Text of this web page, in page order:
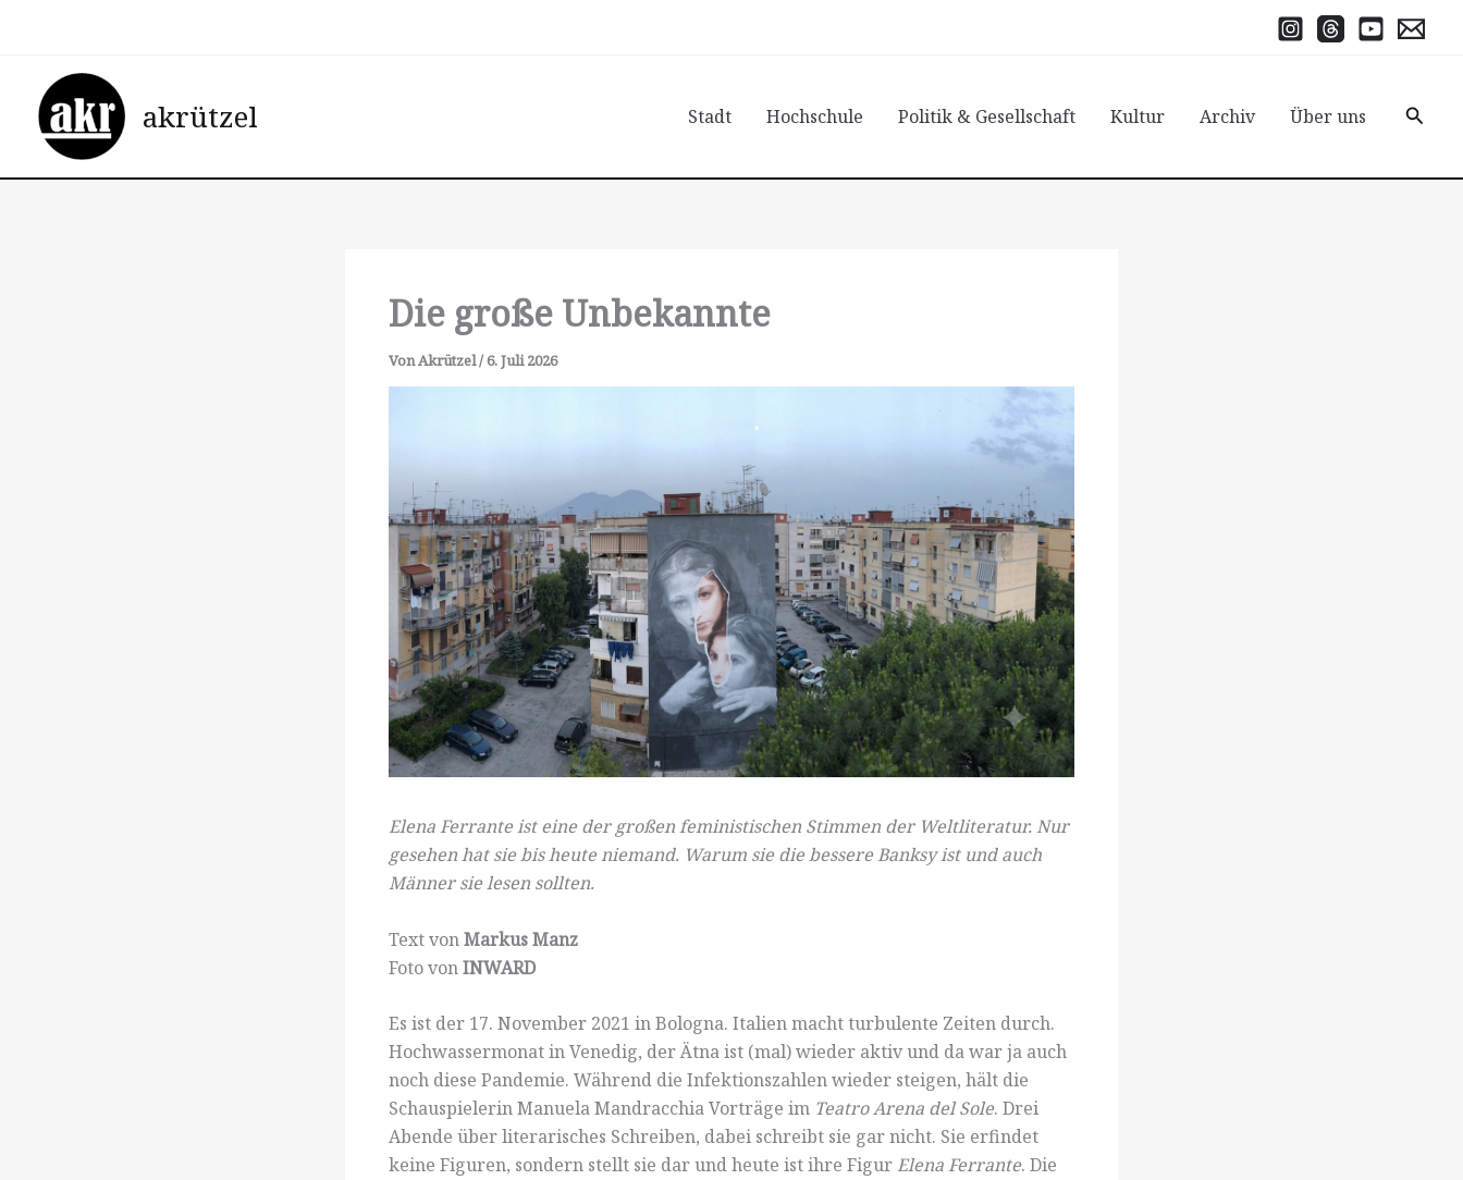
springen
akrützel Stadt Hochschule Politik & Gesellschaft Kultur Archiv Über uns
Die große Unbekannte
VonAkrützel/6. Juli 2026
Elena Ferrante ist eine der großen feministischen Stimmen der Weltliteratur. Nur
gesehen hat sie bis heute niemand. Warum sie die bessere Banksy ist und auch
Männer sie lesen sollten.
Text vonMarkus Manz
Foto vonINWARD
Es ist der 17. November 2021 in Bologna. Italien macht turbulente Zeiten durch.
Hochwassermonat in Venedig, der Ätna ist (mal) wieder aktiv und da war ja auch
noch diese Pandemie. Während die Infektionszahlen wieder steigen, hält die
Schauspielerin Manuela Mandracchia Vorträge im Teatro Arena del Sole. Drei
Abende über literarisches Schreiben, dabei schreibt sie gar nicht. Sie erfindet
keine Figuren, sondern stellt sie dar und heute ist ihre FigurElena Ferrante. Die